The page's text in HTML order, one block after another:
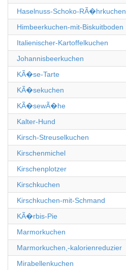
Haselnuss-Schoko-RÃ�hrkuchen
Himbeerkuchen-mit-Biskuitboden
Italienischer-Kartoffelkuchen
Johannisbeerkuchen
KÃ�se-Tarte
KÃ�sekuchen
KÃ�sewÃ�he
Kalter-Hund
Kirsch-Streuselkuchen
Kirschenmichel
Kirschenplotzer
Kirschkuchen
Kirschkuchen-mit-Schmand
KÃ�rbis-Pie
Marmorkuchen
Marmorkuchen,-kalorienreduzier
Mirabellenkuchen